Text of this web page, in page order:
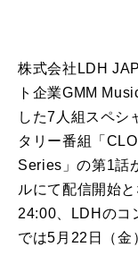
株式会社LDH
ト企業GMM
した7人組スペシ
タリー番組「
Series」の第1話
ルにて配信開始
24:00、LDHのコ
では5月22日（金